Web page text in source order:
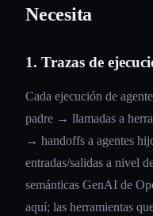
Necesita
1. Trazas de
Cada ejecución de
padre → llamadas a
→ handoffs a agentes
entradas/salidas a nivel
semánticas GenAI de
aquí; las herramientas